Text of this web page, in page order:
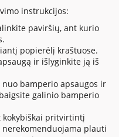
instrukcijos:
paviršių, ant kurio
popierėlį kraštuose.
ir išlyginkite ją iš
bamperio apsaugos ir
galinio bamperio
pritvirtintį
plauti